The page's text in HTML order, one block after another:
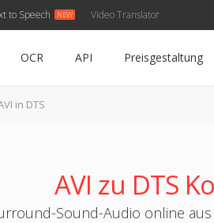
to Speech Video Translator
OCR API Preisgestaltung
in DTS
AVI zu DTS
Sound-Audio online aus